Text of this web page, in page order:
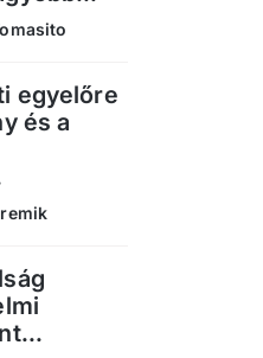
egyelőre
és a